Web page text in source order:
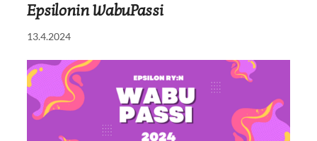
Epsilonin WabuPassi
13.4.2024